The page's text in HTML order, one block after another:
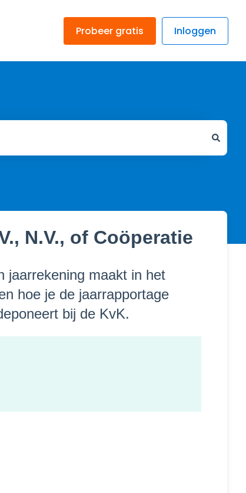
Probeer gratis Inloggen
N.V., of Coöperatie
jaarrekening maakt in het
hoe je de jaarrapportage
bij de KvK.